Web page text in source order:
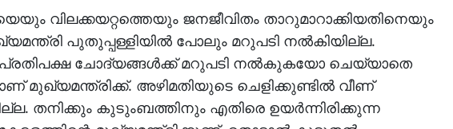
വിലക്കയറ്റത്തെയും ജനജീവിതം താറുമാറാക്കിയതിനെയും
പുതുപ്പള്ളിയില്‍ പോലും മറുപടി നല്‍കിയില്ല.
ചോദ്യങ്ങള്‍ക്ക് മറുപടി നല്‍കുകയോ ചെയ്യാതെ
അഴിമതിയുടെ ചെളിക്കുണ്ടില്‍ വീണ്
തനിക്കും കുടുംബത്തിനും എതിരെ ഉയര്‍ന്നിരിക്കുന്ന